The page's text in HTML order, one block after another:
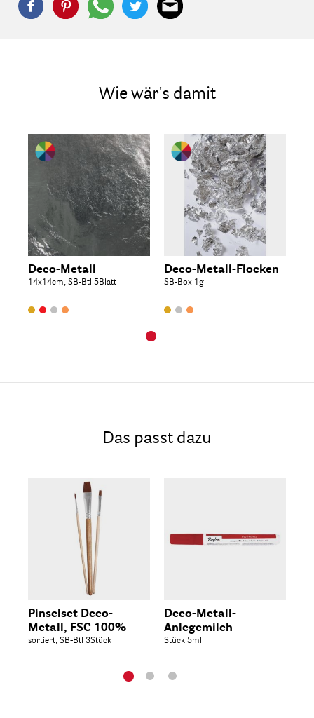
Wie wär's damit
Deco-Metall
14x14cm, SB-Btl 5Blatt
Deco-Metall-Flocken
SB-Box 1g
Das passt dazu
Pinselset Deco-
Metall, FSC 100%
sortiert, SB-Btl 3Stück
Deco-Metall-
Anlegemilch
Stück 5ml